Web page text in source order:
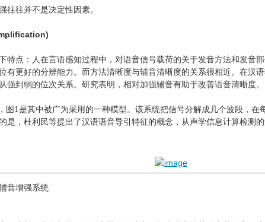
往往并不是决定性因素。
特点：人在言语感知过程中，对语音信号载荷的关于发音方法和发音
有更好的分辨能力。而方法清晰度与辅音清晰度的关系很相近。在汉
强到弱的位次关系。研究表明，相对加强辅音有助于改善语音清晰度。
图1是其中被广为采用的一种模型。该系统把信号分解成几个波段，在
是，杜利民等提出了汉语语音导引特征的概念，从声学信息计算检测
系统